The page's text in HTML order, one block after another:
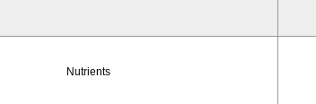
Nutrients